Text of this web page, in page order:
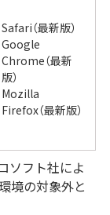
Safari（最新版）
Google
Chrome（最新
版）
Mozilla
Firefox（最新版）
フト社によ
境の対象外と